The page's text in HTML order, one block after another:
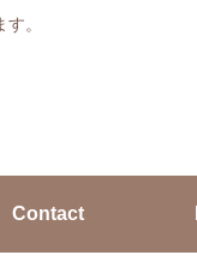
。
Contact